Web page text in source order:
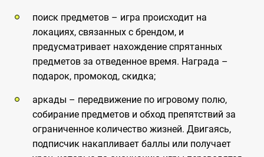
поиск предметов – игра происходит на
локациях, связанных с брендом, и
предусматривает нахождение спрятанных
предметов за отведенное время. Награда –
подарок, промокод, скидка;
аркады – передвижение по игровому полю,
собирание предметов и обход препятствий за
ограниченное количество жизней. Двигаясь,
подписчик накапливает баллы или получает